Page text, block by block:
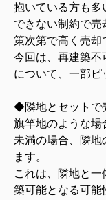
抱いている方も多
できない制約で
策次第で高く売却
今回は、再建築不
について、一部ピ
◆隣地とセットで
旗竿地のような場
未満の場合、隣地
ます。
これは、隣地と
築可能となる可能